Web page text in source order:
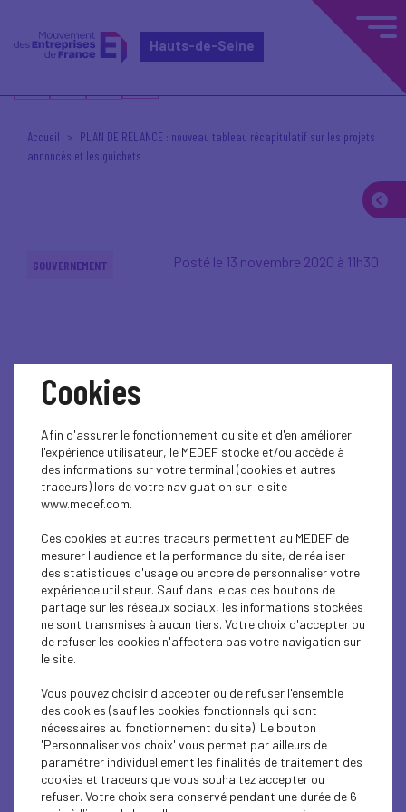
Hauts-de-Seine
Accueil
PLAN DE RELANCE : nouveau tableau récapitulatif sur les projets
annoncés et les guichets
GOUVERNEMENT Posté le 13 novembre 2020 à 11h30
PLAN DE RELANCE :
nouveau tableau
récapitulatif sur les
projets annoncés et les
guichets
Cookies
Afin d'assurer le fonctionnement du site et d'en améliorer
l'expérience utilisateur, le MEDEF stocke et/ou accède à
des informations sur votre terminal (cookies et autres
traceurs) lors de votre naviguation sur le site
www.medef.com.
Ces cookies et autres traceurs permettent au MEDEF de
mesurer l'audience et la performance du site, de réaliser
des statistiques d'usage ou encore de personnaliser votre
expérience utilisteur. Sauf dans le cas des boutons de
partage sur les réseaux sociaux, les informations stockées
ne sont transmises à aucun tiers. Votre choix d'accepter ou
de refuser les cookies n'affectera pas votre navigation sur
le site.
Vous pouvez choisir d'accepter ou de refuser l'ensemble
des cookies (sauf les cookies fonctionnels qui sont
nécessaires au fonctionnement du site). Le bouton
'Personnaliser vos choix' vous permet par ailleurs de
paramétrer individuellement les finalités de traitement des
cookies et traceurs que vous souhaitez accepter ou
refuser. Votre choix sera conservé pendant une durée de 6